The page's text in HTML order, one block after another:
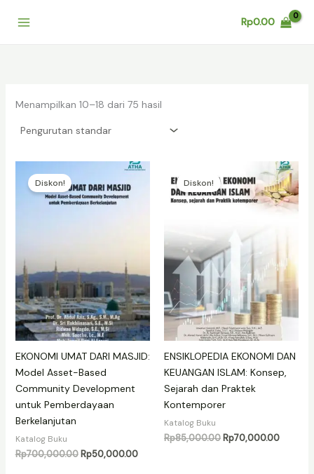
Rp0.00
Menampilkan 10–18 dari 75 hasil
Diskon!
EKONOMI UMAT DARI MASJID:
Model Asset-Based
Community Development
untuk Pemberdayaan
Berkelanjutan
Katalog Buku
Rp700,000.00 Harga
Rp50,000.00Harga
Diskon!
ENSIKLOPEDIA EKONOMI DAN
KEUANGAN ISLAM: Konsep,
Sejarah dan Praktek
Kontemporer
Katalog Buku
Rp85,000.00 Harga
Rp70,000.00Harga